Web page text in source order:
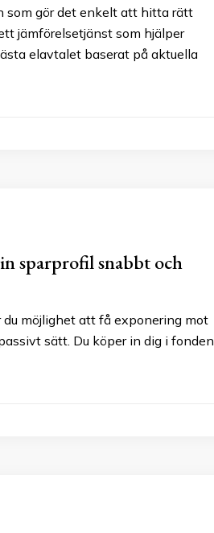
som gör det enkelt att hitta rätt
jämförelsetjänst som hjälper
elavtalet baserat på aktuella
sparprofil snabbt och
möjlighet att få exponering mot
sätt. Du köper in dig i fonden